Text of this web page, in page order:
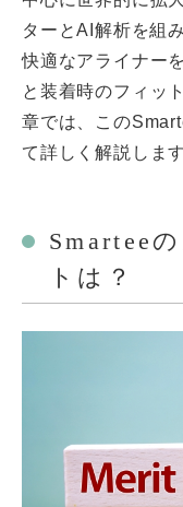
ターとAI解析を組
快適なアライナー
と装着時のフィッ
章では、この
て詳しく解説します
Smartee
トは？